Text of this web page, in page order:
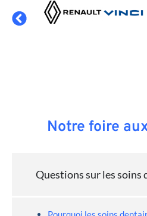
Notre foire
Questions sur les soins